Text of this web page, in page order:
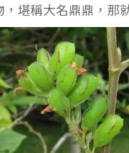
堪稱大名鼎鼎，那